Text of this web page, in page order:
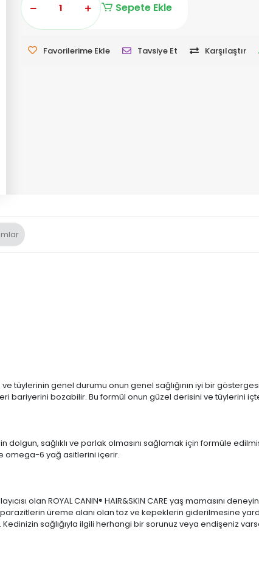
Sepete Ekle
Favorilerime Ekle Tavsiye Et Karşılaştır
tüylerinin genel durumu onun genel sağlığının iyi bir
bariyerini bozabilir. Bu formül onun güzel derisini ve tüylerini
dolgun, sağlıklı ve parlak olmasını sağlamak için formüle
omega-6 yağ asitlerini içerir.
olan ROYAL CANIN® HAIR&SKIN CARE yaş mamasını
üreme alanı olan toz ve kepeklerin giderilmesine
sağlığıyla ilgili herhangi bir sorunuz veya endişeniz